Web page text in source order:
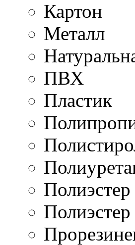
Картон
Металл
ПВХ
Пластик
Полиэстер